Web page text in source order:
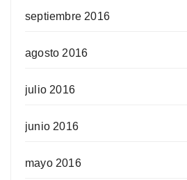
septiembre 2016
agosto 2016
julio 2016
junio 2016
mayo 2016